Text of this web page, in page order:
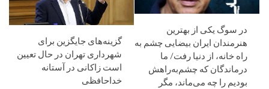
گزینه‌های جایگزین برای
شهرداری تهران در حال تعیین
است زاکانی در آستانه
خداحافظی
در سوگ یکی از بهترین
هنرمندان ایران بیضایی چشم به
راه خانه، از دنیا رفت/ ما
درماندگان که چشم‌به‌راهش
بودیم را چه می‌ماند، مگر